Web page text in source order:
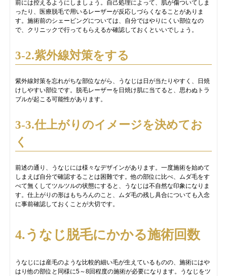
前には控えるようにしましょう。自己処理によって、肌が傷ついてしま
ったり、医療脱毛で用いるレーザーが反応しづらくなることがありま
す。施術前のシェービングについては、自分ではやりにくい部位なの
で、クリニックで行ってもらえるか確認しておくといいでしょう。
3-2.紫外線対策をする
紫外線対策を忘れがちな部位ながら、うなじは日が当たりやすく、日焼
けしやすい部位です。脱毛レーザーを日焼け肌に当てると、思わぬトラ
ブルが起こる可能性があります。
3-3.仕上がりのイメージを決めてお
く
前述の通り、うなじには様々なデザインがあります。一度施術を始めて
しまえば自分で確認することは困難です。他の部位に比べ、ムダ毛をす
べて無くしてツルツルの状態にすると、うなじは不自然な印象になりま
す。仕上がりの形はもちろんのこと、ムダ毛の残し具合についても入念
に事前確認しておくことが大切です。
4.うなじ脱毛にかかる施術回数
うなじには産毛のような比較的細い毛が生えているものの、施術にはや
はり他の部位と同様に5～8回程度の施術が必要になります。うなじをツ